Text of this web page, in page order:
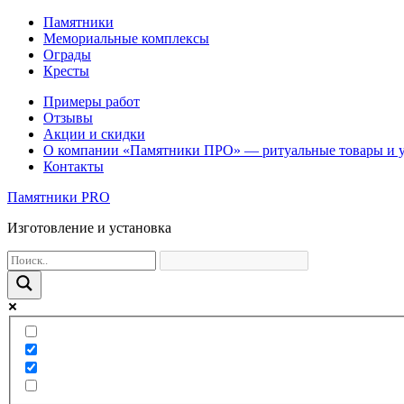
Памятники
Мемориальные комплексы
Ограды
Кресты
Примеры работ
Отзывы
Акции и скидки
О компании «Памятники ПРО» — ритуальные товары и
Контакты
Памятники PRO
Изготовление и установка